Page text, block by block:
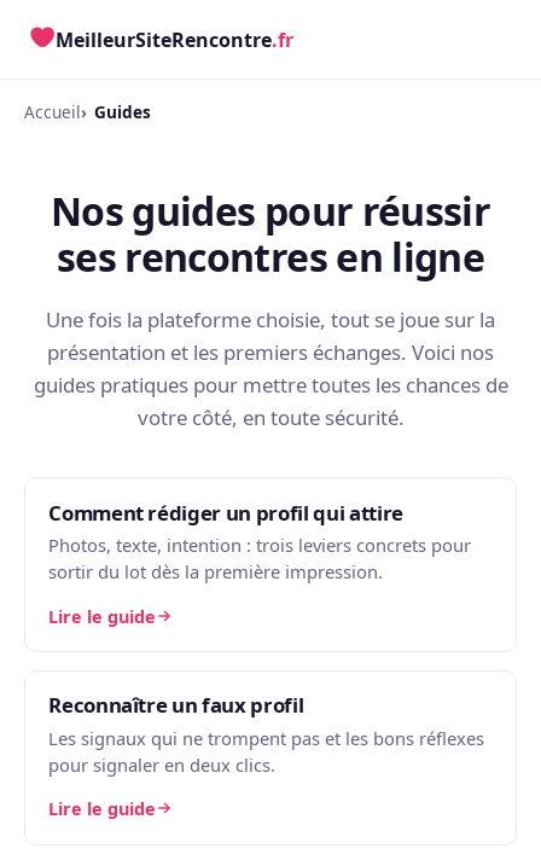
MeilleurSiteRencontre.fr
Accueil Guides
Nos guides pour réussir
ses rencontres en ligne
Une fois la plateforme choisie, tout se joue sur la
présentation et les premiers échanges. Voici nos
guides pratiques pour mettre toutes les chances de
votre côté, en toute sécurité.
Comment rédiger un profil qui attire
Photos, texte, intention : trois leviers concrets pour
sortir du lot dès la première impression.
Lire le guide
Reconnaître un faux profil
Les signaux qui ne trompent pas et les bons réflexes
pour signaler en deux clics.
Lire le guide